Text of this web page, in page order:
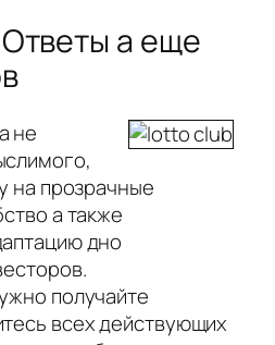
а еще
не
на прозрачные
а также
дно
получайте
всех действующих